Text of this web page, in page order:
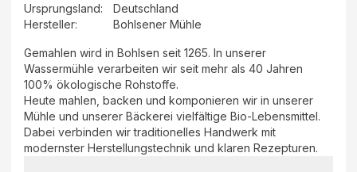
Ursprungsland:
Deutschland
Hersteller: Bohlsener Mühle
Gemahlen wird in Bohlsen seit 1265. In unserer
Wassermühle verarbeiten wir seit mehr als 40 Jahren
100% ökologische Rohstoffe.
Heute mahlen, backen und komponieren wir in unserer
Mühle und unserer Bäckerei vielfältige Bio-Lebensmittel.
Dabei verbinden wir traditionelles Handwerk mit
modernster Herstellungstechnik und klaren Rezepturen.